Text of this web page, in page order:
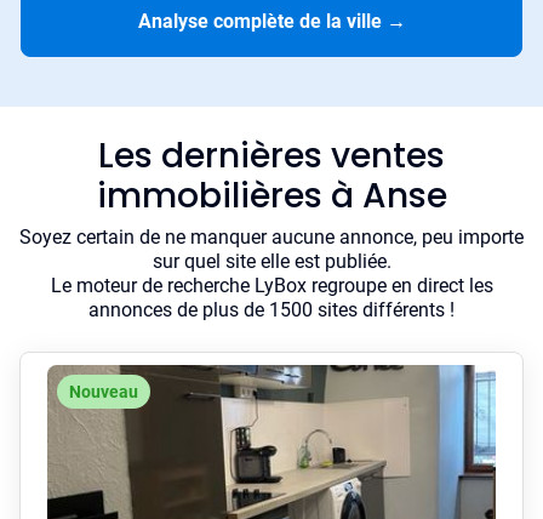
Analyse complète de la ville →
Les dernières ventes
immobilières à Anse
Soyez certain de ne manquer aucune annonce, peu importe
sur quel site elle est publiée.
Le moteur de recherche LyBox regroupe en direct les
annonces de plus de 1500 sites différents !
Nouveau